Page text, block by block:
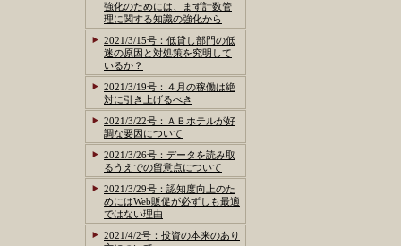
強化のためには、まず計数管
理に関する知識の強化から
2021/3/15号：低貸し部門の低
迷の原因と対処策を究明して
いるか？
2021/3/19号：４月の稼働は絶
対に引き上げるべき
2021/3/22号：ＡＢホテルが好
調な要因について
2021/3/26号：データを読み取
るうえでの留意点について
2021/3/29号：認知度向上のた
めにはWeb販促が必ずしも最適
ではない理由
2021/4/2号：投資の本来のあり